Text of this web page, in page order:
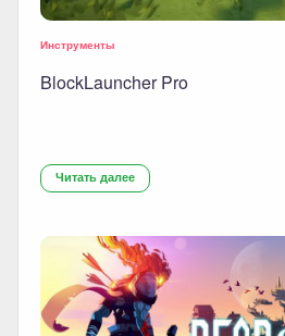
Инструменты
BlockLauncher Pro
Читать далее